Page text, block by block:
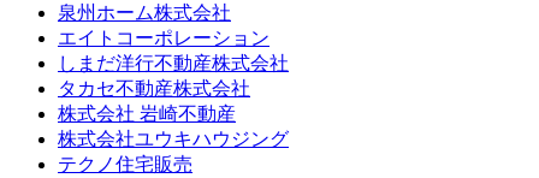
泉州ホーム株式会社
エイトコーポレーション
しまだ洋行不動産株式会社
タカセ不動産株式会社
株式会社 岩崎不動産
株式会社ユウキハウジング
テクノ住宅販売